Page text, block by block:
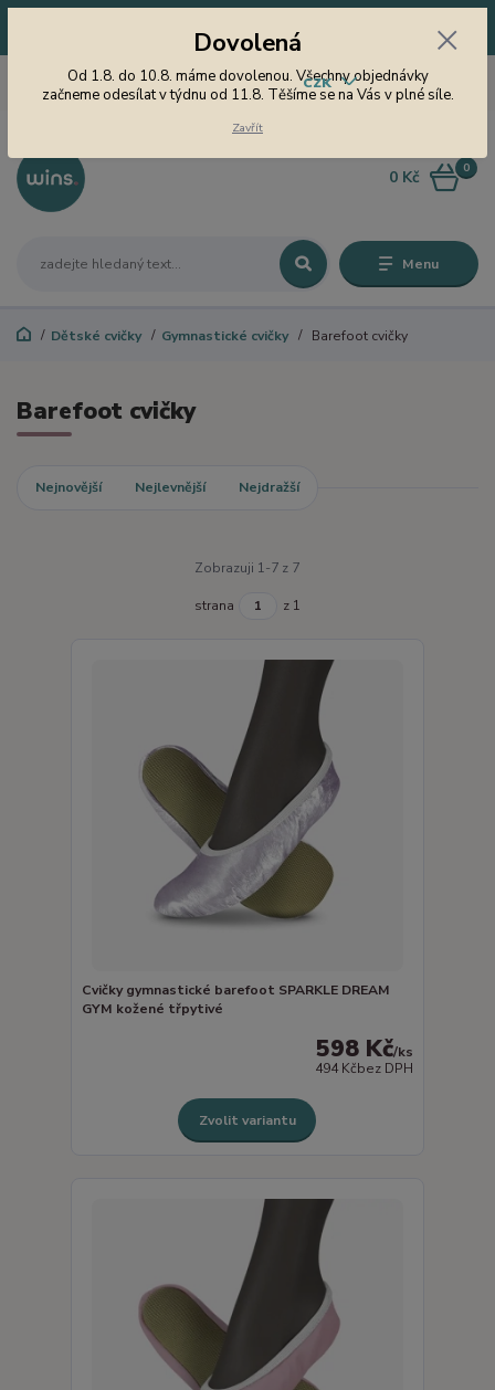
začneme odesílat v týdnu od 11.8. Těšíme se na Vás v plné síle.
Menu
CZK
605 747 185
Jsme tu pro Vás od 9 do 15
hodin
0
0 Kč
Dětské cvičky Gymnastické cvičky Barefoot cvičky
Barefoot cvičky
Nejnovější Nejlevnější Nejdražší
Zobrazuji 1-7 z 7
strana z 1
Cvičky gymnastické barefoot SPARKLE DREAM
GYM kožené třpytivé
598 Kč/ks
494 Kčbez DPH
Zvolit variantu
Dovolená
Od 1.8. do 10.8. máme dovolenou. Všechny objednávky
začneme odesílat v týdnu od 11.8. Těšíme se na Vás v plné síle.
Zavřít